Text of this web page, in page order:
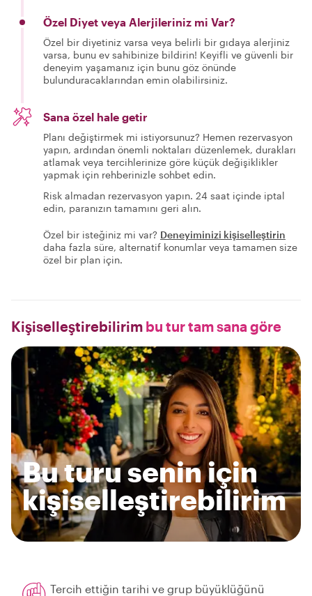
Özel Diyet veya Alerjileriniz mi Var?
Özel bir diyetiniz varsa veya belirli bir gıdaya alerjiniz
varsa, bunu ev sahibinize bildirin! Keyifli ve güvenli bir
deneyim yaşamanız için bunu göz önünde
bulunduracaklarından emin olabilirsiniz.
Sana özel hale getir
Planı değiştirmek mi istiyorsunuz? Hemen rezervasyon
yapın, ardından önemli noktaları düzenlemek, durakları
atlamak veya tercihlerinize göre küçük değişiklikler
yapmak için rehberinizle sohbet edin.
Risk almadan rezervasyon yapın. 24 saat içinde iptal
edin, paranızın tamamını geri alın.
Özel bir isteğiniz mi var? Deneyiminizi kişiselleştirin
daha fazla süre, alternatif konumlar veya tamamen size
özel bir plan için.
Kişiselleştirebilirim bu tur tam sana göre
Bu turu senin için
kişiselleştirebilirim
Tercih ettiğin tarihi ve grup büyüklüğünü